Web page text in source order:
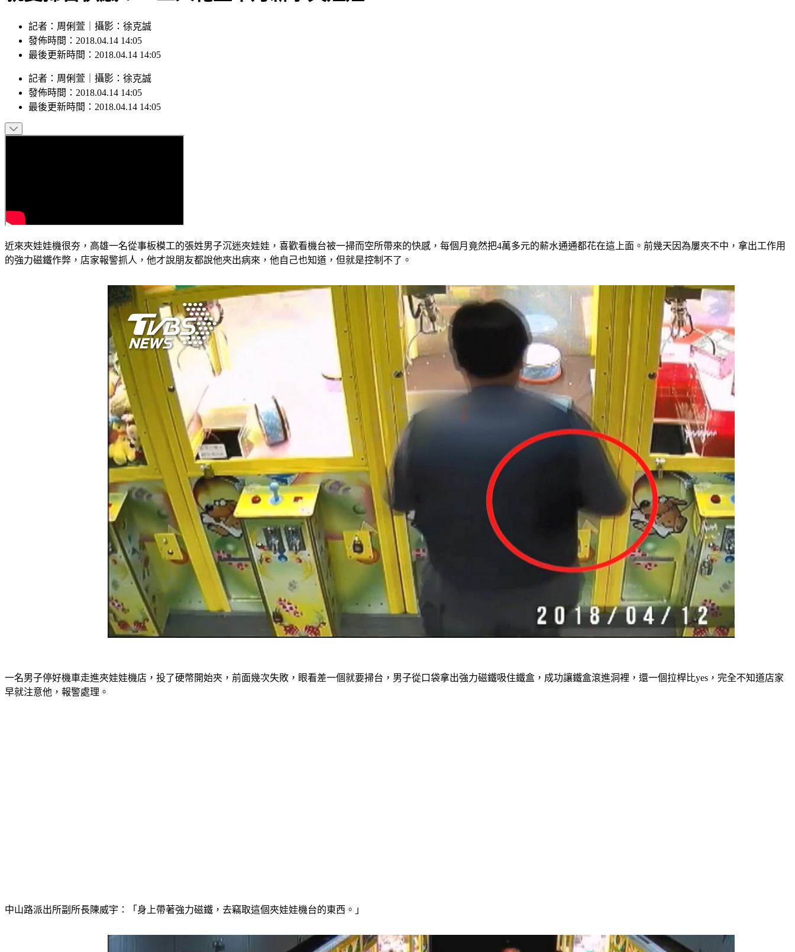
記者：周俐萱｜攝影：徐克誠
發佈時間：2018.04.14 14:05
最後更新時間：2018.04.14 14:05
記者 ： 周俐萱 攝影 ： 徐克誠
發佈時間： 2018.04.14 14:05
最後更新時間： 2018.04.14 14:05
近來夾娃娃機很夯，高雄一名從事板模工的張姓男子沉迷夾娃娃，喜歡看機台被一掃而空所帶來的快感，每個月竟然把4萬多元的薪水通通都花在這上面。前幾天因為屢夾不中，拿出工作用
的強力磁鐵作弊，店家報警抓人，他才說朋友都說他夾出病來，他自己也知道，但就是控制不了。
一名男子停好機車走進夾娃娃機店，投了硬幣開始夾，前面幾次失敗，眼看差一個就要掃台，男子從口袋拿出強力磁鐵吸住鐵盒，成功讓鐵盒滾進洞裡，還一個拉桿比yes，完全不知道店家
早就注意他，報警處理。
中山路派出所副所長陳威宇：「身上帶著強力磁鐵，去竊取這個夾娃娃機台的東西。」